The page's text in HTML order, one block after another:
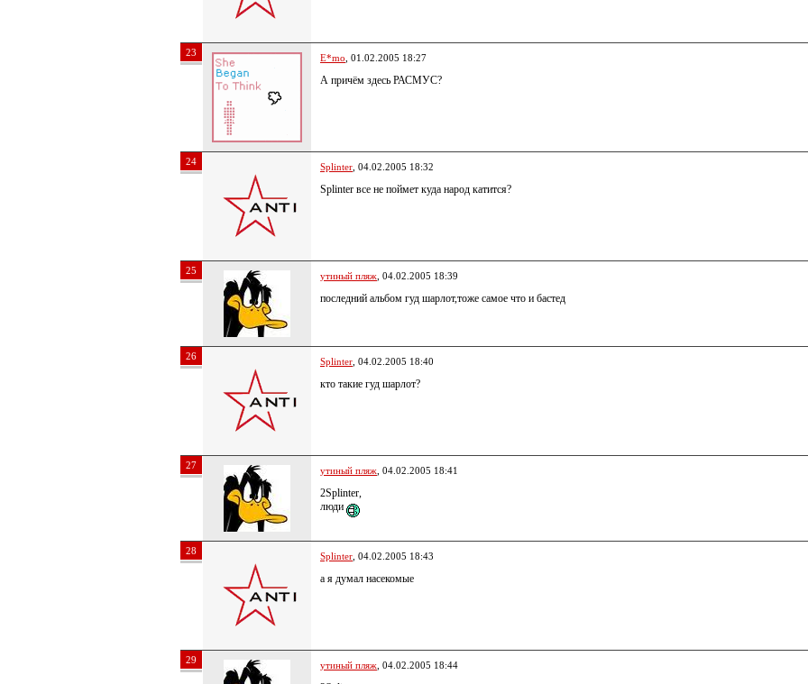
23 E*mo , 01.02.2005 18:27
А причём здесь РАСМУС?
24 Splinter , 04.02.2005 18:32
Splinter все не поймет куда народ катится?
25 утиный пляж , 04.02.2005 18:39
последний альбом гуд шарлот,тоже самое что и бастед
26 Splinter , 04.02.2005 18:40
кто такие гуд шарлот?
27 утиный пляж , 04.02.2005 18:41
2Splinter,
люди
28 Splinter , 04.02.2005 18:43
а я думал насекомые
29 утиный пляж , 04.02.2005 18:44